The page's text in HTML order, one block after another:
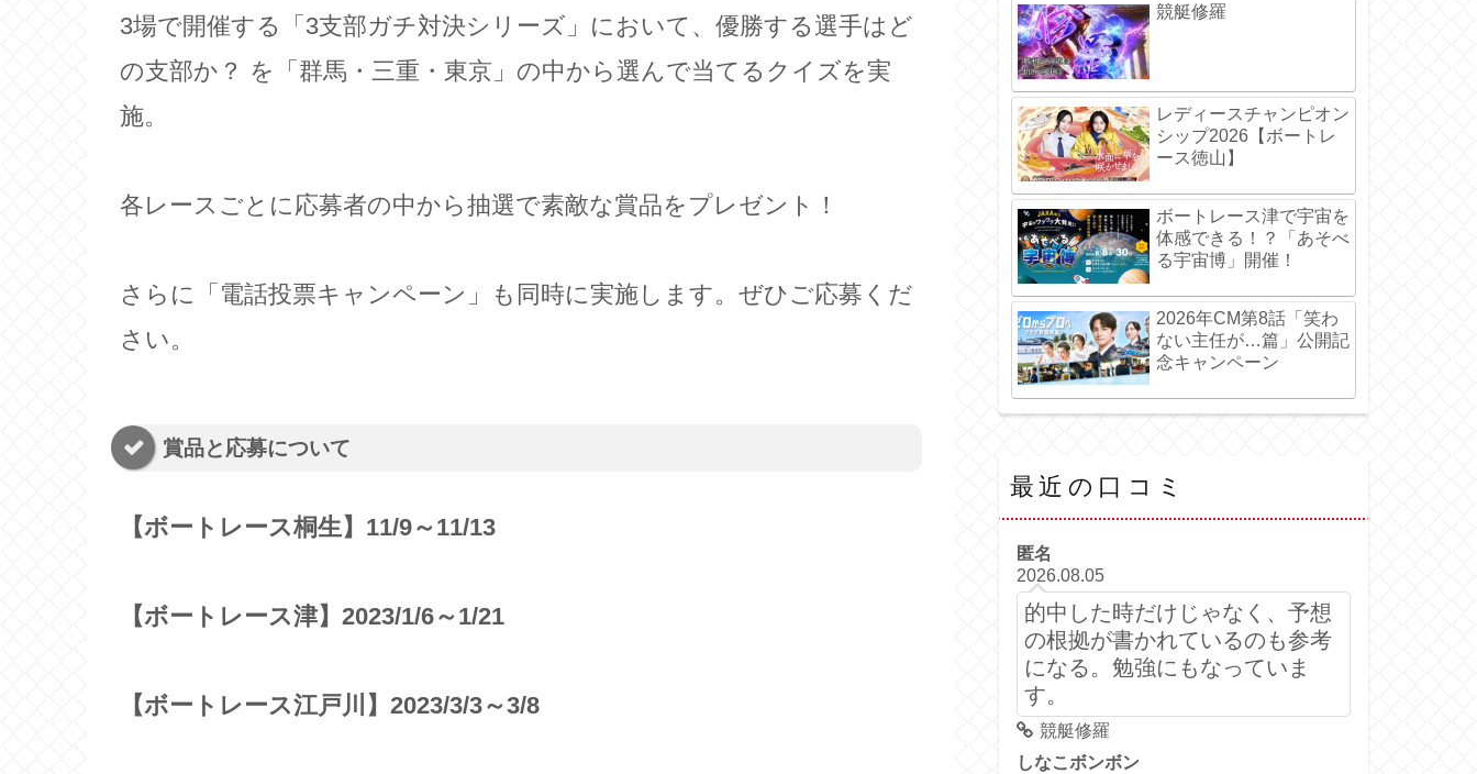
3場で開催する「3支部ガチ対決シリーズ」において、優勝する選手はど
の支部か？ を「群馬・三重・東京」の中から選んで当てるクイズを実
施。
各レースごとに応募者の中から抽選で素敵な賞品をプレゼント！
さらに「電話投票キャンペーン」も同時に実施します。ぜひご応募くだ
さい。
賞品と応募について
【ボートレース桐生】11/9～11/13
【ボートレース津】2023/1/6～1/21
【ボートレース江戸川】2023/3/3～3/8
競艇修羅
レディースチャンピオン
シップ2026【ボートレ
ース徳山】
ボートレース津で宇宙を
体感できる！？「あそべ
る宇宙博」開催！
2026年CM第8話「笑わ
ない主任が…篇」公開記
念キャンペーン
最近の口コミ
匿名
2026.08.05
的中した時だけじゃなく、予想
の根拠が書かれているのも参考
になる。勉強にもなっていま
す。
競艇修羅
しなこボンボン